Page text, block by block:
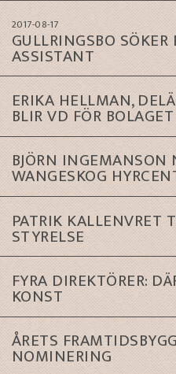
2017-08-17
GULLRINGSBO
ASSISTANT
ERIKA HELLMAN,
BLIR VD FÖR BOLAGET
BJÖRN INGEMANSON
WANGESKOG
PATRIK KALLENVRET
STYRELSE
FYRA DIREKTÖRER:
KONST
ÅRETS
NOMINERING